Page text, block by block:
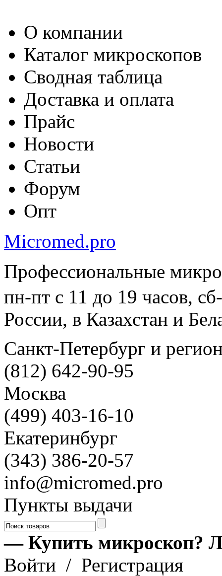
О компании
Каталог микроскопов
Сводная таблица
Доставка и оплата
Прайс
Новости
Статьи
Форум
Опт
Micromed.pro
Профессиональные
пн-пт с 11 до 19 часов,
России, в Казахстан и
Санкт-Петербург и
(812) 642-90-95
Москва
(499) 403-16-10
Екатеринбург
(343) 386-20-57
info@micromed.pro
Пункты выдачи
— Купить микроскоп?
Войти / Регистрация